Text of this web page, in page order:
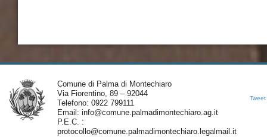
Comune di Palma di Montechiaro
Via Fiorentino, 89 – 92044
Telefono: 0922 799111
Email: info@comune.palmadimontechiaro.ag.it
P.E.C. :
protocollo@comune.palmadimontechiaro.legalmail.it
Tweet